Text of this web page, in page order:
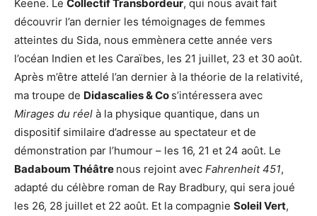
Keene. Le Collectif Transbordeur, qui nous avait fait
découvrir l’an dernier les témoignages de femmes
atteintes du Sida, nous emmènera cette année vers
l’océan Indien et les Caraïbes, les 21 juillet, 23 et 30 août.
Après m’être attelé l’an dernier à la théorie de la relativité,
ma troupe de Didascalies & Co s’intéressera avec
Mirages du réel à la physique quantique, dans un
dispositif similaire d’adresse au spectateur et de
démonstration par l’humour – les 16, 21 et 24 août. Le
Badaboum Théâtre nous rejoint avec Fahrenheit 451,
adapté du célèbre roman de Ray Bradbury, qui sera joué
les 26, 28 juillet et 22 août. Et la compagnie Soleil Vert,